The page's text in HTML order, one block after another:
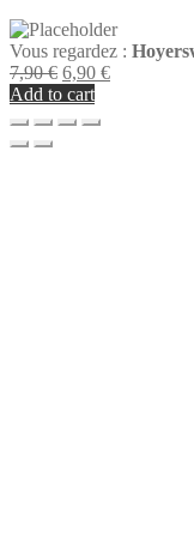
Vous regardez :
7,90€ Original
price
was:
6,90 €Current
Add to cart